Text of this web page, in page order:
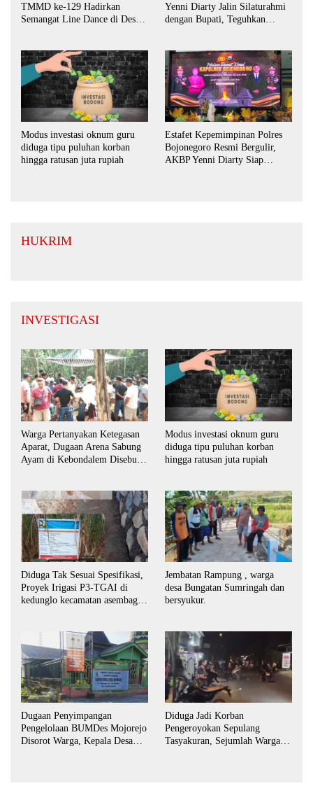
TMMD ke-129 Hadirkan
Semangat Line Dance di Desa
Yenni Diarty Jalin Silaturahmi
dengan Bupati, Teguhkan
Modus investasi oknum guru
diduga tipu puluhan korban
hingga ratusan juta rupiah
Estafet Kepemimpinan Polres
Bojonegoro Resmi Bergulir,
AKBP Yenni Diarty Siap
HUKRIM
INVESTIGASI
Warga Pertanyakan Ketegasan
Aparat, Dugaan Arena Sabung
Ayam di Kebondalem Disebut
Modus investasi oknum guru
diduga tipu puluhan korban
hingga ratusan juta rupiah
Diduga Tak Sesuai Spesifikasi,
Proyek Irigasi P3-TGAI di
kedunglo kecamatan asembagus
Jembatan Rampung , warga
desa Bungatan Sumringah dan
bersyukur.
Dugaan Penyimpangan
Pengelolaan BUMDes Mojorejo
Disorot Warga, Kepala Desa
Diduga Jadi Korban
Pengeroyokan Sepulang
Tasyakuran, Sejumlah Warga